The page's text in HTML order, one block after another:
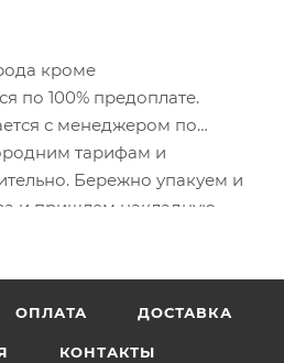
кроме
по 100% предоплате.
с менеджером по
тарифам и
Бережно упакуем и
и пришлем накладную.
ОПЛАТА ДОСТАВКА
КОНТАКТЫ